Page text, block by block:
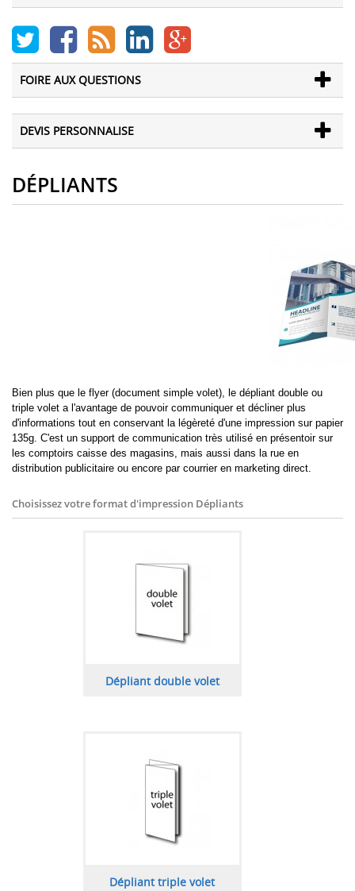
FOIRE AUX QUESTIONS
DEVIS PERSONNALISE
DÉPLIANTS
Bien plus que le flyer (document simple volet), le dépliant double ou
triple volet a l'avantage de pouvoir communiquer et décliner plus
d'informations tout en conservant la légèreté d'une impression sur papier
135g. C'est un support de communication très utilisé en présentoir sur
les comptoirs caisse des magasins, mais aussi dans la rue en
distribution publicitaire ou encore par courrier en marketing direct.
Choisissez votre format d'impression Dépliants
Dépliant double volet
Dépliant triple volet